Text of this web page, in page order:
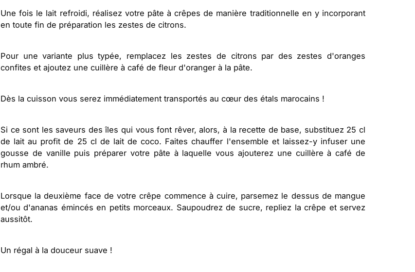
Une fois le lait refroidi, réalisez votre pâte à crêpes de manière traditionnelle en y incorporant
en toute fin de préparation les zestes de citrons.
Pour une variante plus typée, remplacez les zestes de citrons par des zestes d'oranges
confites et ajoutez une cuillère à café de fleur d'oranger à la pâte.
Dès la cuisson vous serez immédiatement transportés au cœur des étals marocains !
Si ce sont les saveurs des îles qui vous font rêver, alors, à la recette de base, substituez 25 cl
de lait au profit de 25 cl de lait de coco. Faites chauffer l'ensemble et laissez-y infuser une
gousse de vanille puis préparer votre pâte à laquelle vous ajouterez une cuillère à café de
rhum ambré.
Lorsque la deuxième face de votre crêpe commence à cuire, parsemez le dessus de mangue
et/ou d'ananas émincés en petits morceaux. Saupoudrez de sucre, repliez la crêpe et servez
aussitôt.
Un régal à la douceur suave !